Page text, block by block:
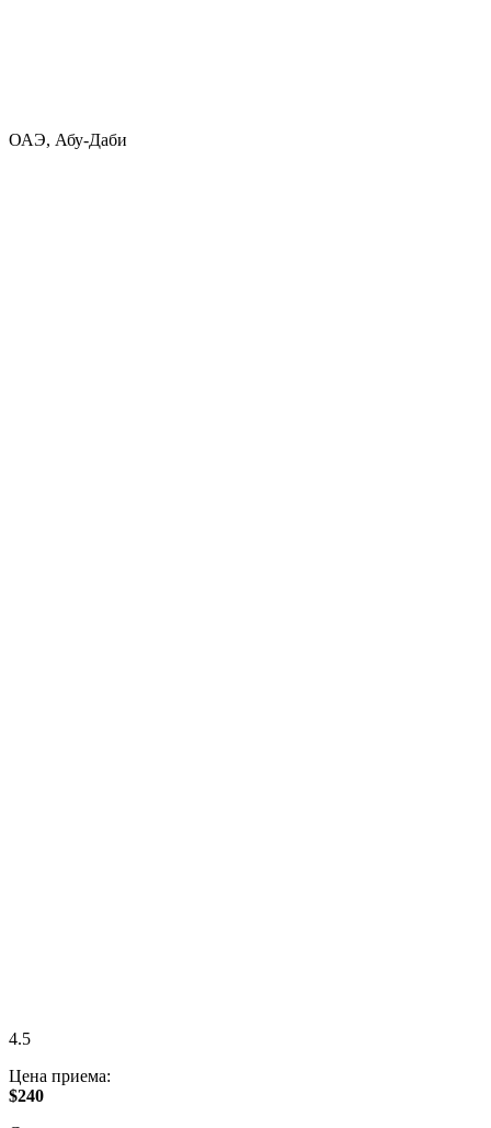
ОАЭ, Абу-Даби
4.5
Цена приема:
$240